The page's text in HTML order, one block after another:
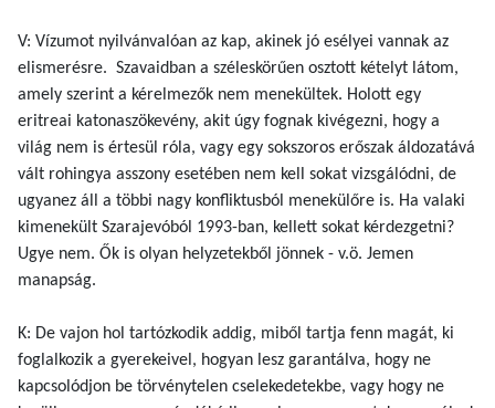
V: Vízumot nyilvánvalóan az kap, akinek jó esélyei vannak az
elismerésre. Szavaidban a széleskörűen osztott kételyt látom,
amely szerint a kérelmezők nem menekültek. Holott egy
eritreai katonaszökevény, akit úgy fognak kivégezni, hogy a
világ nem is értesül róla, vagy egy sokszoros erőszak áldozatává
vált rohingya asszony esetében nem kell sokat vizsgálódni, de
ugyanez áll a többi nagy konfliktusból menekülőre is. Ha valaki
kimenekült Szarajevóból 1993-ban, kellett sokat kérdezgetni?
Ugye nem. Ők is olyan helyzetekből jönnek - v.ö. Jemen
manapság.
K: De vajon hol tartózkodik addig, miből tartja fenn magát, ki
foglalkozik a gyerekeivel, hogyan lesz garantálva, hogy ne
kapcsolódjon be törvénytelen cselekedetekbe, vagy hogy ne